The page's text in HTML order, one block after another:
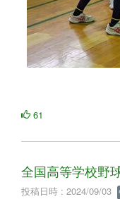
61
全国高等学校野
投稿日時 : 2024/09/03